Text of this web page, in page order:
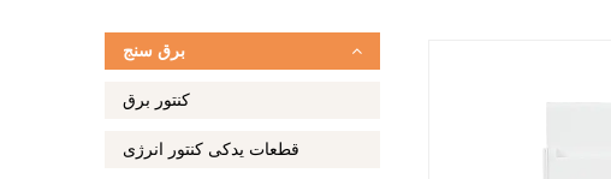
برق سنج
کنتور برق
قطعات یدکی کنتور انرژی